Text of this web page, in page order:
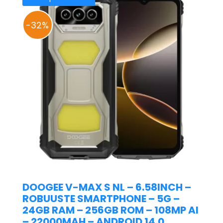
-32%
DOOGEE V-MAX S NL – 6.58INCH –
ROBUUSTE SMARTPHONE – 5G –
24GB RAM – 256GB ROM – 108MP AI